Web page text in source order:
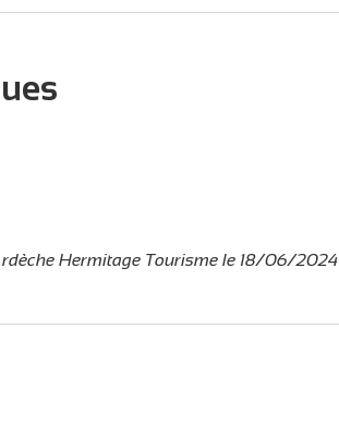
Hermitage Tourisme le 18/06/2024